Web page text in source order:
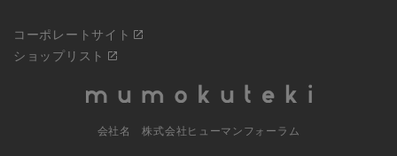
コーポレートサイト
ショップリスト
会社名 株式会社ヒューマンフォーラム